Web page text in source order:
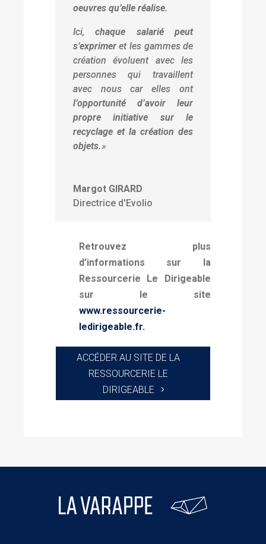
oeuvres qu’elle réalise.
Ici,chaque salarié peut
s’exprimeret les gammes de
création évoluent avec les
personnes qui travaillent
avec nous car elles ont
l’opportunité d’avoir leur
propre initiative sur le
recyclage et la création des
objets.»
Margot GIRARD
Directrice d'Evolio
Retrouvez plus
d’informations sur la
Ressourcerie Le Dirigeable
sur le site
www.ressourcerie-
ledirigeable.fr.
ACCÉDER AU SITE DE LA
RESSOURCERIE LE
DIRIGEABLE